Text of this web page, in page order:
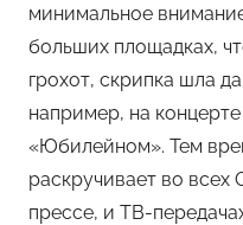
минимальное
больших площадках,
грохот, скрипка шла
например, на
«Юбилейном». Тем
раскручивает во
прессе, и ТВ-